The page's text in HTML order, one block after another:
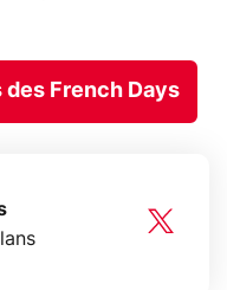
French Days